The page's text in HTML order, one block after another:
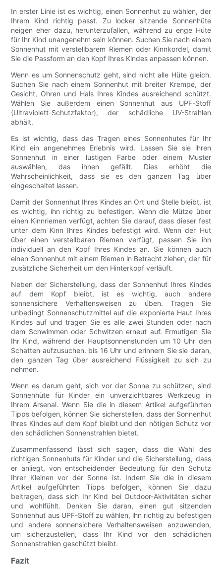
In erster Linie ist es wichtig, einen Sonnenhut zu wählen, der
Ihrem Kind richtig passt. Zu locker sitzende Sonnenhüte
neigen eher dazu, herunterzufallen, während zu enge Hüte
für Ihr Kind unangenehm sein können. Suchen Sie nach einem
Sonnenhut mit verstellbarem Riemen oder Kinnkordel, damit
Sie die Passform an den Kopf Ihres Kindes anpassen können.
Wenn es um Sonnenschutz geht, sind nicht alle Hüte gleich.
Suchen Sie nach einem Sonnenhut mit breiter Krempe, der
Gesicht, Ohren und Hals Ihres Kindes ausreichend schützt.
Wählen Sie außerdem einen Sonnenhut aus UPF-Stoff
(Ultraviolett-Schutzfaktor), der schädliche UV-Strahlen
abhält.
Es ist wichtig, dass das Tragen eines Sonnenhutes für Ihr
Kind ein angenehmes Erlebnis wird. Lassen Sie sie ihren
Sonnenhut in einer lustigen Farbe oder einem Muster
auswählen, das ihnen gefällt. Dies erhöht die
Wahrscheinlichkeit, dass sie es den ganzen Tag über
eingeschaltet lassen.
Damit der Sonnenhut Ihres Kindes an Ort und Stelle bleibt, ist
es wichtig, ihn richtig zu befestigen. Wenn die Mütze über
einen Kinnriemen verfügt, achten Sie darauf, dass dieser fest
unter dem Kinn Ihres Kindes befestigt wird. Wenn der Hut
über einen verstellbaren Riemen verfügt, passen Sie ihn
individuell an den Kopf Ihres Kindes an. Sie können auch
einen Sonnenhut mit einem Riemen in Betracht ziehen, der für
zusätzliche Sicherheit um den Hinterkopf verläuft.
Neben der Sicherstellung, dass der Sonnenhut Ihres Kindes
auf dem Kopf bleibt, ist es wichtig, auch andere
sonnensichere Verhaltensweisen zu üben. Tragen Sie
unbedingt Sonnenschutzmittel auf die exponierte Haut Ihres
Kindes auf und tragen Sie es alle zwei Stunden oder nach
dem Schwimmen oder Schwitzen erneut auf. Ermutigen Sie
Ihr Kind, während der Hauptsonnenstunden um 10 Uhr den
Schatten aufzusuchen. bis 16 Uhr und erinnern Sie sie daran,
den ganzen Tag über ausreichend Flüssigkeit zu sich zu
nehmen.
Wenn es darum geht, sich vor der Sonne zu schützen, sind
Sonnenhüte für Kinder ein unverzichtbares Werkzeug in
Ihrem Arsenal. Wenn Sie die in diesem Artikel aufgeführten
Tipps befolgen, können Sie sicherstellen, dass der Sonnenhut
Ihres Kindes auf dem Kopf bleibt und den nötigen Schutz vor
den schädlichen Sonnenstrahlen bietet.
Zusammenfassend lässt sich sagen, dass die Wahl des
richtigen Sonnenhuts für Kinder und die Sicherstellung, dass
er anliegt, von entscheidender Bedeutung für den Schutz
Ihrer Kleinen vor der Sonne ist. Indem Sie die in diesem
Artikel aufgeführten Tipps befolgen, können Sie dazu
beitragen, dass sich Ihr Kind bei Outdoor-Aktivitäten sicher
und wohlfühlt. Denken Sie daran, einen gut sitzenden
Sonnenhut aus UPF-Stoff zu wählen, ihn richtig zu befestigen
und andere sonnensichere Verhaltensweisen anzuwenden,
um sicherzustellen, dass Ihr Kind vor den schädlichen
Sonnenstrahlen geschützt bleibt.
Fazit